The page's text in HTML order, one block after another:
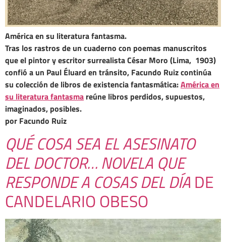
América en su literatura fantasma.
Tras los rastros de un cuaderno con poemas manuscritos
que el pintor y escritor surrealista César Moro (Lima, 1903)
confió a un Paul Éluard en tránsito, Facundo Ruiz continúa
su colección de libros de existencia fantasmática:América en
su literatura fantasma reúne libros perdidos, supuestos,
imaginados, posibles.
por Facundo Ruiz
QUÉ COSA SEA EL ASESINATO
DEL DOCTOR… NOVELA QUE
RESPONDE A COSAS DEL DÍA DE
CANDELARIO OBESO